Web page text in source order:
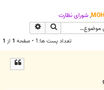
,شوراي نظارت
جستجو
تعداد پست ها:1 • صفحه 1 از 1